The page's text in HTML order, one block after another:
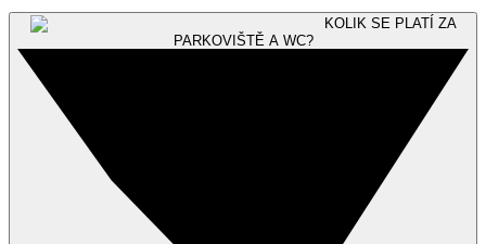
KOLIK SE PLATÍ ZA
PARKOVIŠTĚ A WC?